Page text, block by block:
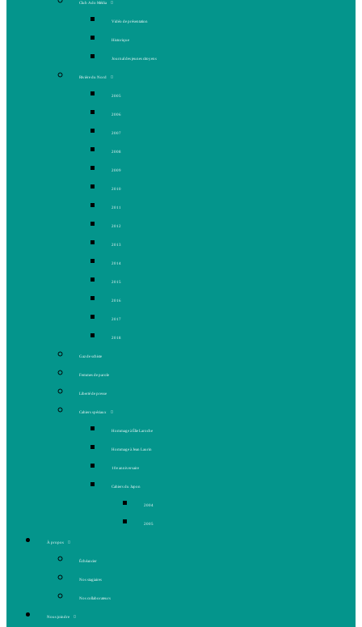
Club Ado Média
Vidéo de présentation
Historique
Journal des jeunes citoyens
Rivière du Nord
2005
2006
2007
2008
2009
2010
2011
2012
2013
2014
2015
2016
2017
2018
Gaz de schiste
Femmes de parole
Liberté de presse
Cahiers spéciaux
Hommage à Élie Laroche
Hommage à Jean Laurin
10e anniversaire
Cahiers du Japon
2004
2005
À propos
Échéancier
Nos stagiaires
Nos collaborateurs
Nous joindre